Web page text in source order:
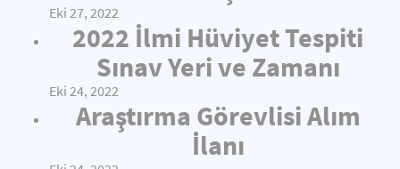
Eki 27, 2022
2022 İlmi Hüviyet Tespiti
Sınav Yeri ve Zamanı
Eki 24, 2022
Araştırma Görevlisi Alım
İlanı